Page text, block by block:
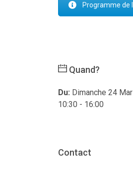
Programme de
Quand?
Du: Dimanche 24
10:30 - 16:00
Contact